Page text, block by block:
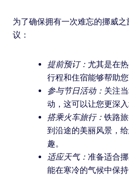
为了确保拥有一次难忘的挪威
议：
提前预订： 尤其是在
行程和住宿能够帮助您
参与节日活动： 关注
动，这可以让您更深
搭乘火车旅行： 铁路
到沿途的美丽风景，
趣。
适应天气： 准备适合
能在寒冷的气候中保持